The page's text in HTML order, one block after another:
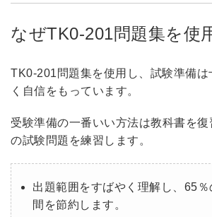
なぜTK0-201問題集を使
TK0-201問題集を使用し、試験準備は
く自信をもっています。
受験準備の一番いい方法は教科書を
の試験問題を練習します。
出題範囲をすばやく理解し、65
間を節約します。